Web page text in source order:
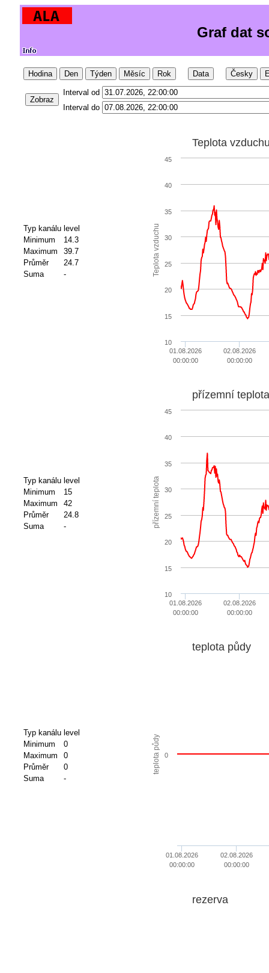
Graf dat
Hodina Den Týden Měsíc Rok Data Česky
Zobraz
Interval od
Interval do
Typ kanálu level
Minimum
14.3
Maximum
39.7
Průměr
24.7
Suma
- Teplota vzduchu
Teplota
01.08.2026
00:00:00
02.08.2026
00:00:00
10
15
20
25
30
35
40
45
Typ kanálu level
Minimum
15
Maximum
42
Průměr
24.8
Suma
- přízemní teplota
přízemní
01.08.2026
00:00:00
02.08.2026
00:00:00
10
15
20
25
30
35
40
45
Typ kanálu level
Minimum
0
Maximum
0
Průměr
0
Suma
-
teplota půdy
teplota půdy
01.08.2026
00:00:00
02.08.2026
00:00:00
0
rezerva